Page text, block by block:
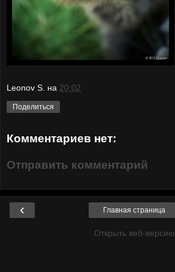
Leonov S. на 20:02
Поделиться
Комментариев нет:
Отправить комментарий
‹ Главная страница
Открыть веб-версию